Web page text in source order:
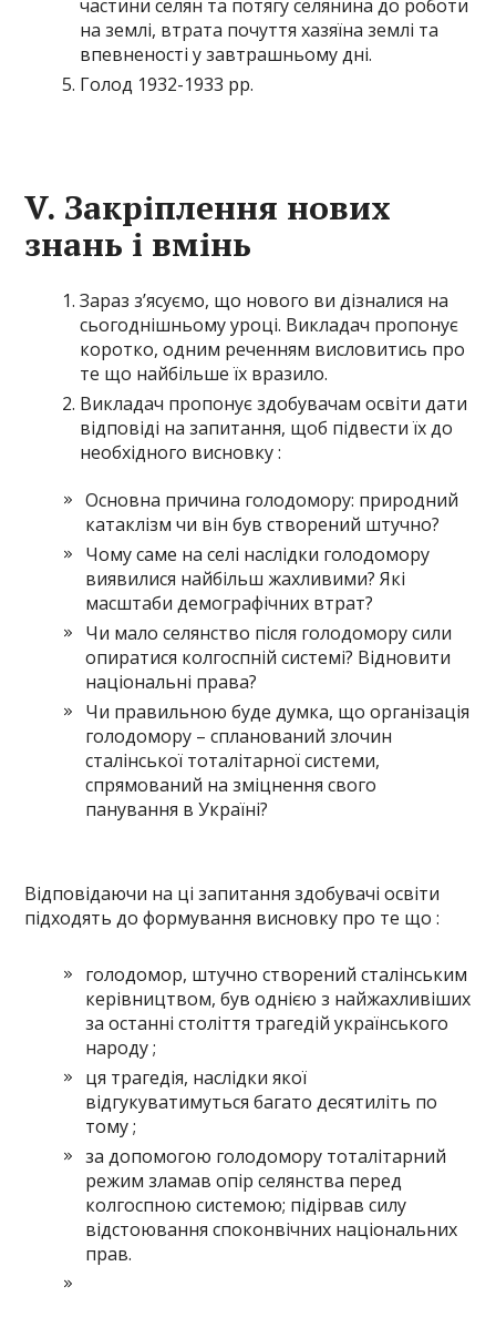
частини селян та потягу селянина до роботи
на землі, втрата почуття хазяїна землі та
впевненості у завтрашньому дні.
Голод 1932-1933 рр.
V. Закріплення нових
знань і вмінь
Зараз з’ясуємо, що нового ви дізналися на
сьогоднішньому уроці. Викладач пропонує
коротко, одним реченням висловитись про
те що найбільше їх вразило.
Викладач пропонує здобувачам освіти дати
відповіді на запитання, щоб підвести їх до
необхідного висновку :
Основна причина голодомору: природний
катаклізм чи він був створений штучно?
Чому саме на селі наслідки голодомору
виявилися найбільш жахливими? Які
масштаби демографічних втрат?
Чи мало селянство після голодомору сили
опиратися колгоспній системі? Відновити
національні права?
Чи правильною буде думка, що організація
голодомору – спланований злочин
сталінської тоталітарної системи,
спрямований на зміцнення свого
панування в Україні?
Відповідаючи на ці запитання здобувачі освіти
підходять до формування висновку про те що :
голодомор, штучно створений сталінським
керівництвом, був однією з найжахливіших
за останні століття трагедій українського
народу ;
ця трагедія, наслідки якої
відгукуватимуться багато десятиліть по
тому ;
за допомогою голодомору тоталітарний
режим зламав опір селянства перед
колгоспною системою; підірвав силу
відстоювання споконвічних національних
прав.